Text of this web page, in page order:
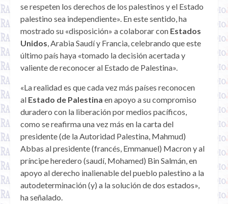
se respeten los derechos de los palestinos y el Estado
palestino sea independiente». En este sentido, ha
mostrado su «disposición» a colaborar con Estados
Unidos, Arabia Saudí y Francia, celebrando que este
último país haya «tomado la decisión acertada y
valiente de reconocer al Estado de Palestina».
«La realidad es que cada vez más países reconocen
al Estado de Palestina en apoyo a su compromiso
duradero con la liberación por medios pacíficos,
como se reafirma una vez más en la carta del
presidente (de la Autoridad Palestina, Mahmud)
Abbas al presidente (francés, Emmanuel) Macron y al
príncipe heredero (saudí, Mohamed) Bin Salmán, en
apoyo al derecho inalienable del pueblo palestino a la
autodeterminación (y) a la solución de dos estados»,
ha señalado.